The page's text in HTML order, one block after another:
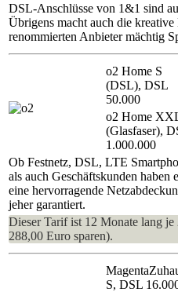
DSL-Anschlüsse von 1&1 sind
Übrigens macht auch die
renommierten Anbieter mächtig
o2 Home S
(DSL), DSL
50.000
o2 Home
(Glasfaser),
1.000.000
Ob Festnetz, DSL, LTE
als auch Geschäftskunden
eine hervorragende
jeher garantiert.
Dieser Tarif ist 12 Monate lang
288,00 Euro sparen).
S, DSL